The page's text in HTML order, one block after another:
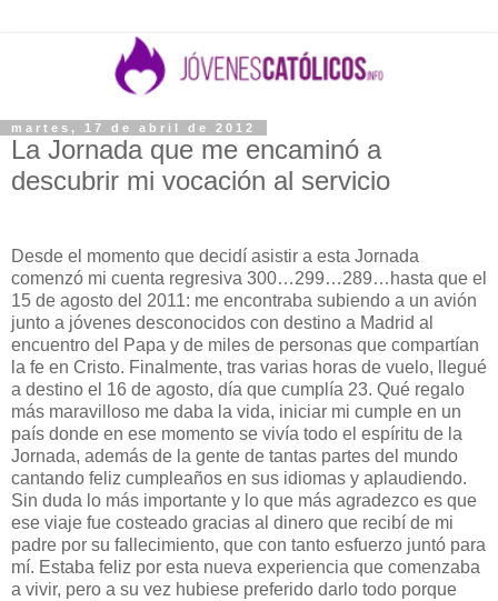
martes, 17 de abril de 2012
La Jornada que me encaminó a
descubrir mi vocación al servicio
Desde el momento que decidí asistir a esta Jornada
comenzó mi cuenta regresiva 300…299…289…hasta que el
15 de agosto del 2011: me encontraba subiendo a un avión
junto a jóvenes desconocidos con destino a Madrid al
encuentro del Papa y de miles de personas que compartían
la fe en Cristo. Finalmente, tras varias horas de vuelo, llegué
a destino el 16 de agosto, día que cumplía 23. Qué regalo
más maravilloso me daba la vida, iniciar mi cumple en un
país donde en ese momento se vivía todo el espíritu de la
Jornada, además de la gente de tantas partes del mundo
cantando feliz cumpleaños en sus idiomas y aplaudiendo.
Sin duda lo más importante y lo que más agradezco es que
ese viaje fue costeado gracias al dinero que recibí de mi
padre por su fallecimiento, que con tanto esfuerzo juntó para
mí. Estaba feliz por esta nueva experiencia que comenzaba
a vivir, pero a su vez hubiese preferido darlo todo porque